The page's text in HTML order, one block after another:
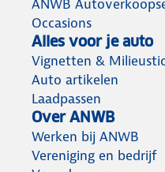
ANWB
Occasions
Alles voor je auto
Vignetten &
Auto artikelen
Laadpassen
Over ANWB
Werken bij ANWB
Vereniging en bedrijf